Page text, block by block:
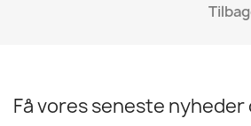
Få vores seneste nyheder